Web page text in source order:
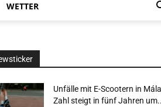
WETTER
Unfälle mit E-Scootern in
Zahl steigt in fünf Jahren